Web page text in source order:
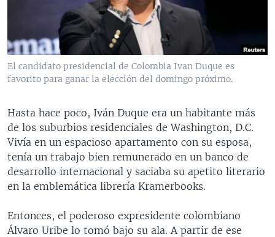
VENEZUELA
NICARAGUA
ECONOMÍA
ENTRETENIMIENTO Y CULTURA
TECNOLOGÍA
DEPORTES
FOTOGRAFÍA
AUDIOS
PROGRAMAS TV
EL MUNDO AL DÍA
FORO INTERAMERICANO
LAS CLAVES
PANORAMA
RADIO
AVANCE INFORMATIVO
BUENOS DÍAS AMÉRICA
ESTADOS UNIDOS AL DÍA
EL MUNDO AL DÍA [RADIO]
FORO [RADIO]
NOTA ECONÓMICA
DIRECT
Learning English
Idiomas
El candidato presidencial de Colombia Ivan Duque es
favorito para ganar la elección del domingo próximo.
Hasta hace poco, Iván Duque era un habitante más
de los suburbios residenciales de Washington, D.C.
Vivía en un espacioso apartamento con su esposa,
tenía un trabajo bien remunerado en un banco de
desarrollo internacional y saciaba su apetito literario
en la emblemática librería Kramerbooks.
Entonces, el poderoso expresidente colombiano
Álvaro Uribe lo tomó bajo su ala. A partir de ese